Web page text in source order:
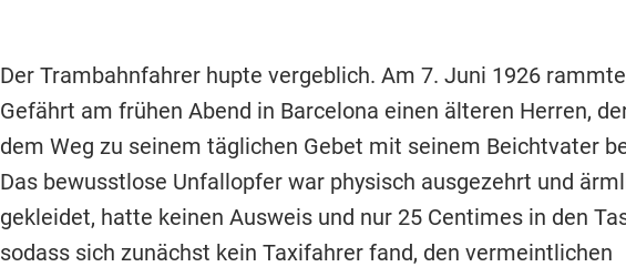
Der Trambahnfahrer hupte vergeblich. Am 7. Juni 1926
Gefährt am frühen Abend in Barcelona einen älteren Herren,
dem Weg zu seinem täglichen Gebet mit seinem Beichtvater
Das bewusstlose Unfallopfer war physisch ausgezehrt und
gekleidet, hatte keinen Ausweis und nur 25 Centimes in den
sodass sich zunächst kein Taxifahrer fand, den vermeintlichen